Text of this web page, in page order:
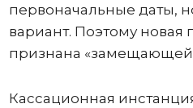
первоначальные даты,
вариант. Поэтому новая
признана «замещающей
Кассационная